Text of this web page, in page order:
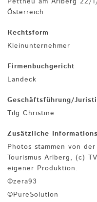
Österreich
Rechtsform
Kleinunternehmer
Firmenbuchgericht
Landeck
Geschäftsführung/
Tilg Christine
Zusätzliche
Photos stammen von
Tourismus Arlberg, (c)
eigener Produktion.
©zera93
©PureSolution